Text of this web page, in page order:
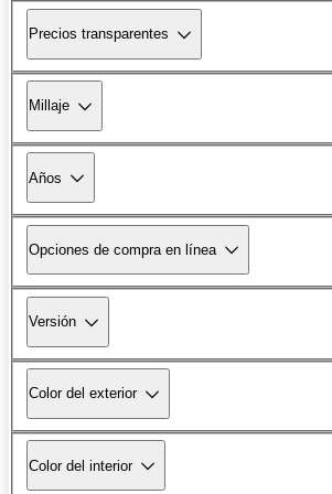
Precios transparentes
Millaje
Años
Opciones de compra en línea
Versión
Color del exterior
Color del interior